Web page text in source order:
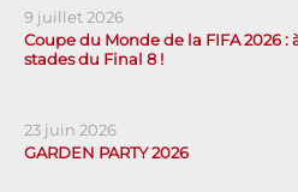
9 juillet 2026
Coupe du Monde de la FIFA 2026 :
stades du Final 8 !
23 juin 2026
GARDEN PARTY 2026